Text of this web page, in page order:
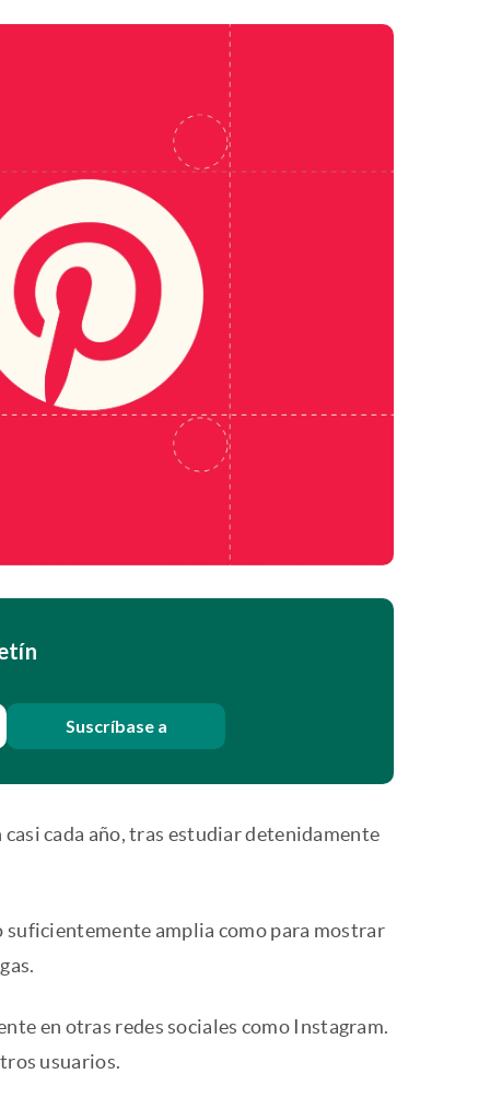
Suscríbase a
cada año, tras estudiar detenidamente
suficientemente amplia como para mostrar
en otras redes sociales como Instagram.
usuarios.